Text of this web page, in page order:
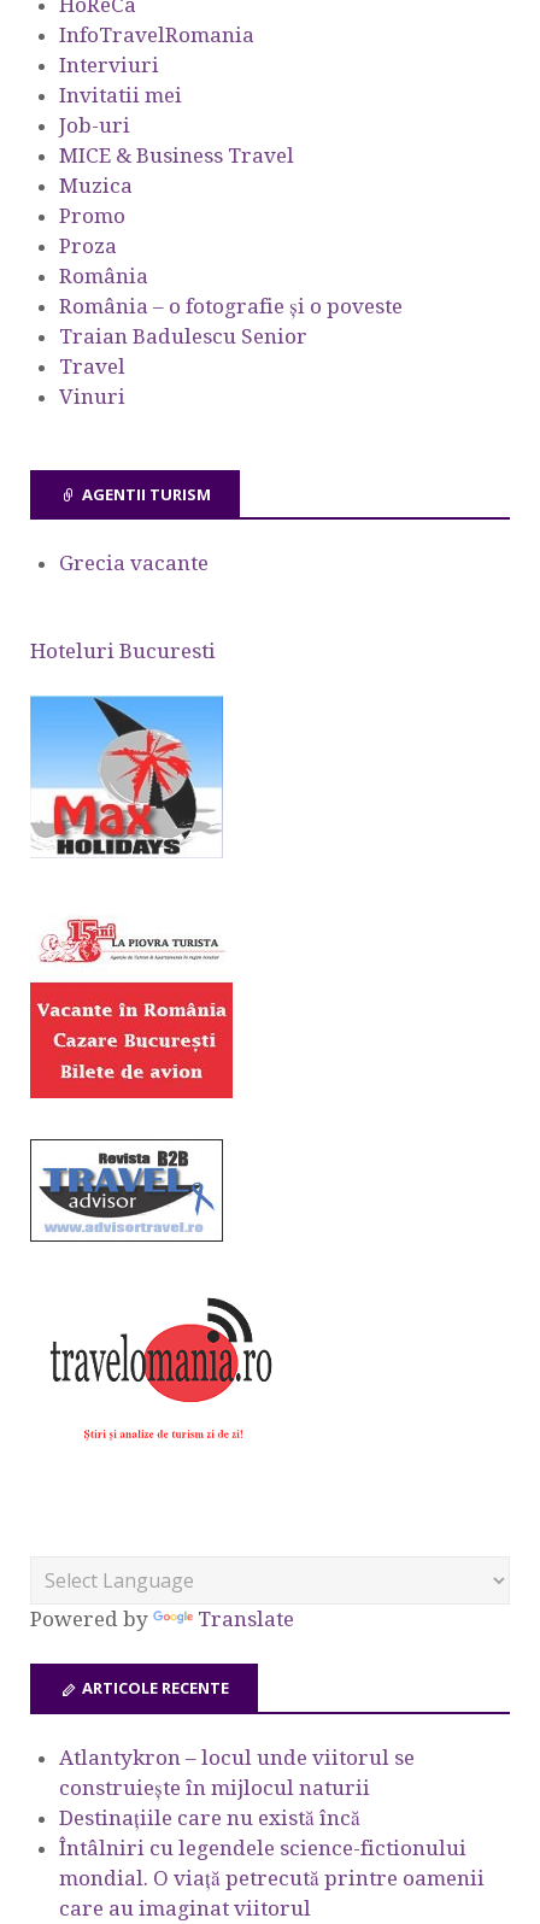
InfoTravelRomania
Interviuri
Invitatii mei
Job-uri
MICE & Business Travel
Muzica
Promo
Proza
România
România – o fotografie şi o poveste
Traian Badulescu Senior
Travel
Vinuri
AGENTII TURISM
Grecia vacante
Hoteluri Bucuresti
Powered by Translate
ARTICOLE RECENTE
Atlantykron – locul unde viitorul se
construiește în mijlocul naturii
Destinațiile care nu există încă
Întâlniri cu legendele science-fictionului
mondial. O viață petrecută printre oamenii
care au imaginat viitorul